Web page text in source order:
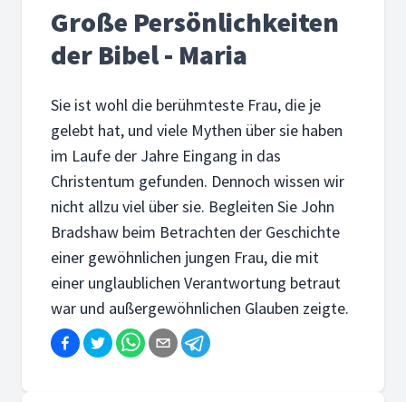
Große Persönlichkeiten
der Bibel - Maria
Sie ist wohl die berühmteste Frau, die je
gelebt hat, und viele Mythen über sie haben
im Laufe der Jahre Eingang in das
Christentum gefunden. Dennoch wissen wir
nicht allzu viel über sie. Begleiten Sie John
Bradshaw beim Betrachten der Geschichte
einer gewöhnlichen jungen Frau, die mit
einer unglaublichen Verantwortung betraut
war und außergewöhnlichen Glauben zeigte.